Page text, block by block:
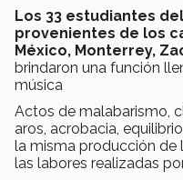
Los 33 estudiantes
provenientes de los
México, Monterrey,
brindaron una función
música
Actos de malabarismo,
aros, acrobacia,
la misma producción de
las labores realizadas